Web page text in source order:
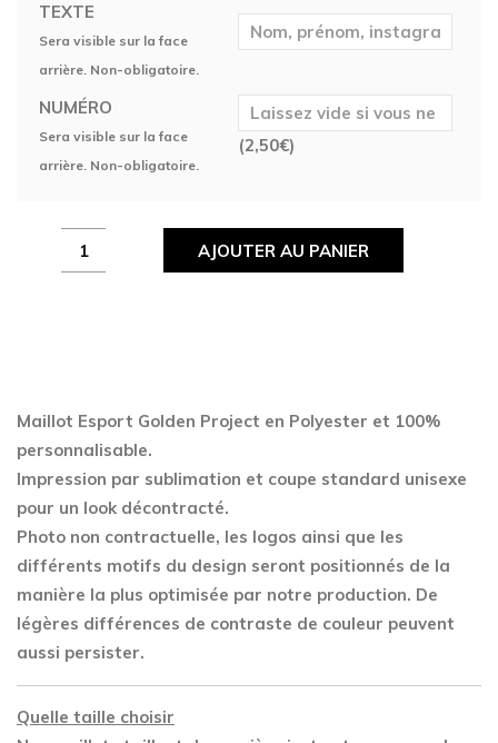
TEXTE
Sera visible sur la face
arrière. Non-obligatoire.
NUMÉRO
Sera visible sur la face
arrière. Non-obligatoire.
(2,50€)
Maillot
Esport
AJOUTER AU PANIER
Maillot Esport Golden Project en Polyester et 100%
personnalisable.
Impression par sublimation et coupe standard unisexe
pour un look décontracté.
Photo non contractuelle, les logos ainsi que les
différents motifs du design seront positionnés de la
manière la plus optimisée par notre production. De
légères différences de contraste de couleur peuvent
aussi persister.
Quelle taille choisir